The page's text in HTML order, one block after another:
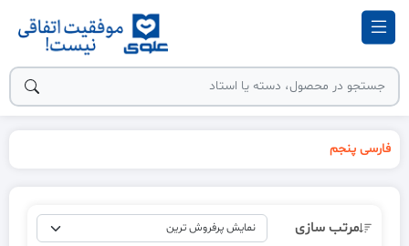
فارسی پنجم
مرتب سازی